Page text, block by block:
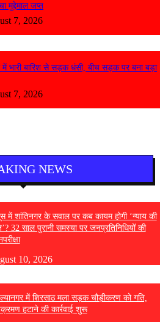
मुद्देमाल जप्त
7, 2026
में भारी बारिश से सड़क धंसी, बीच सड़क पर बना बड़ा
7, 2026
NEWS
में शांतिनगर के सवाल पर कब कायम होगी ‘न्याय की
32 साल पुरानी समस्या पर जनप्रतिनिधियों की
10, 2026
में शिरसाठ मला सड़क चौड़ीकरण को गति,
हटाने की कार्रवाई शुरू